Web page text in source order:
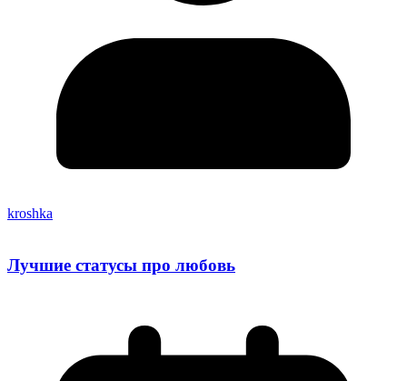
kroshka
Лучшие статусы про любовь